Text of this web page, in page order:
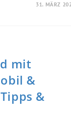
31. MÄRZ
mit
&
&